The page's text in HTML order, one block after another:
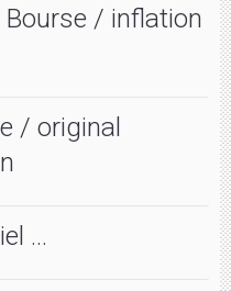
/ inflation
/ original
...